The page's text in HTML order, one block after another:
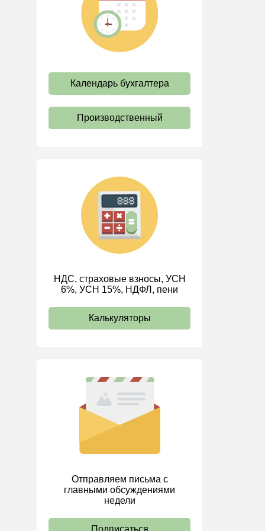
труда
Отпуск и время отдыха
Оплата труда
Ответственность и
взыскания
Пенсии
Трудовые книжки
Кадровые документы и
образцы
Персональные данные
ИП
Календарь бухгалтера
Производственный
НДС, страховые взносы, УСН
6%, УСН 15%, НДФЛ, пени
Калькуляторы
Отправляем письма с
главными обсуждениями
недели
Подписаться